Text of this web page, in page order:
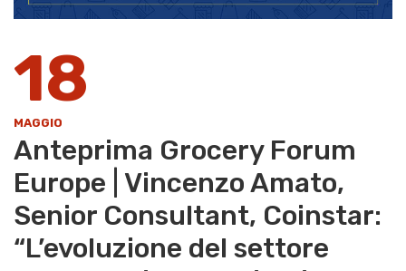
18
MAGGIO
Anteprima Grocery Forum
Europe | Vincenzo Amato,
Senior Consultant, Coinstar:
“L’evoluzione del settore